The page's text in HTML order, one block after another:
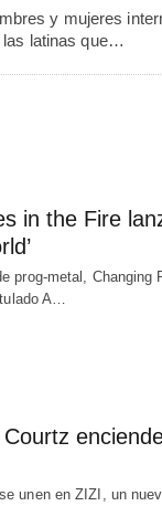
y mujeres
las latinas que…
in the Fire
prog-metal, Changing
A…
unen en ZIZI, un